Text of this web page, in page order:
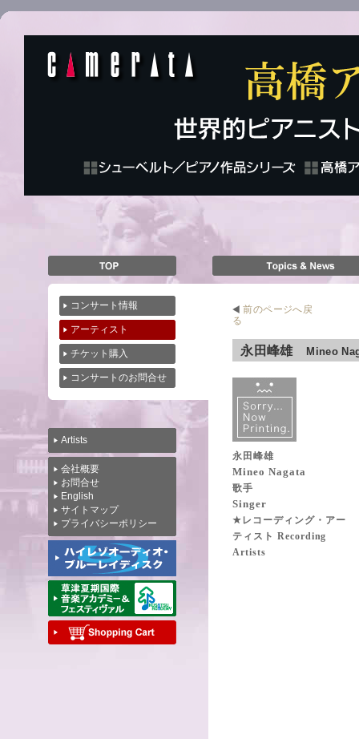
コンサート情報
アーティスト
チケット購入
コンサートのお問合せ
Artists
会社概要
お問合せ
English
サイトマップ
プライバシーポリシー
前のページへ戻
る
永田峰雄 Mineo
永田峰雄
Mineo Nagata
歌手
Singer
★レコーディング・アー
ティスト Recording
Artists